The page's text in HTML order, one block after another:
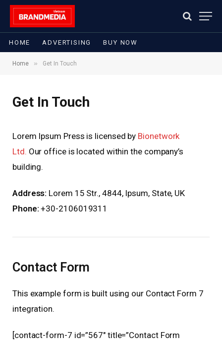
HOME ADVERTISING BUY NOW
Home » Get In Touch
Get In Touch
Lorem Ipsum Press is licensed by Bionetwork
Ltd. Our office is located within the company’s
building.
Address: Lorem 15 Str., 4844, Ipsum, State, UK
Phone: +30-2106019311
Contact Form
This example form is built using our Contact Form 7
integration.
[contact-form-7 id=”567″ title=”Contact Form